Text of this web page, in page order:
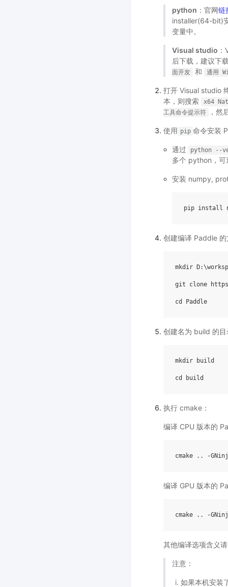
python ：官网链
installer(64-bit)
变量中。
Visual studio
后下载，建议下
面开发 和 通用
打开 Visual studio
本，则搜索
x64
工具命令提示符
，然
使用 pip 命令安装
通过 python --
多个 python，可
安装 numpy,
pip install
创建编译 Paddle
mkdir D:\
git clone https
cd Paddle
创建名为 build 的
mkdir build
cd build
执行 cmake：
编译 CPU 版本的
cmake .. -
编译 GPU 版本的
cmake .. -
其他编译选项含义
注意：
如果本机安装